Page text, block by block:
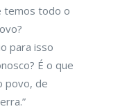
temos todo o
para isso
É o que
povo, de